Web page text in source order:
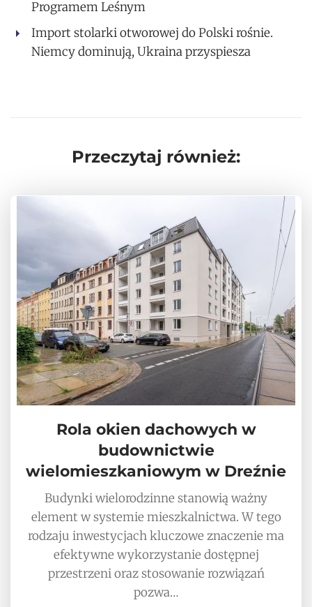
Programem Leśnym
Import stolarki otworowej do Polski rośnie.
Niemcy dominują, Ukraina przyspiesza
Przeczytaj również:
Rola okien dachowych w
budownictwie
wielomieszkaniowym w Dreźnie
Budynki wielorodzinne stanowią ważny
element w systemie mieszkalnictwa. W tego
rodzaju inwestycjach kluczowe znaczenie ma
efektywne wykorzystanie dostępnej
przestrzeni oraz stosowanie rozwiązań
pozwa…